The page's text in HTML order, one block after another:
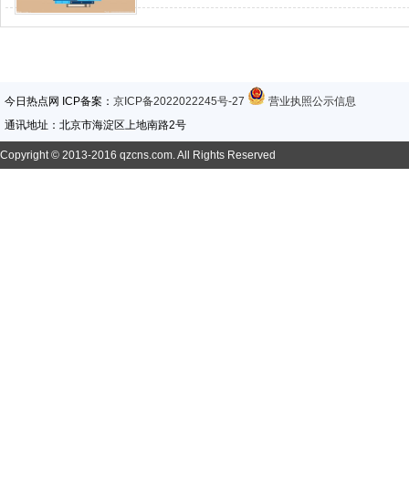
今日热点网 ICP备案： 京ICP备2022022245号-27
营业执照公示信息
通讯地址：北京市海淀区上地南路2号
Copyright © 2013-2016 qzcns.com. All Rights Reserved